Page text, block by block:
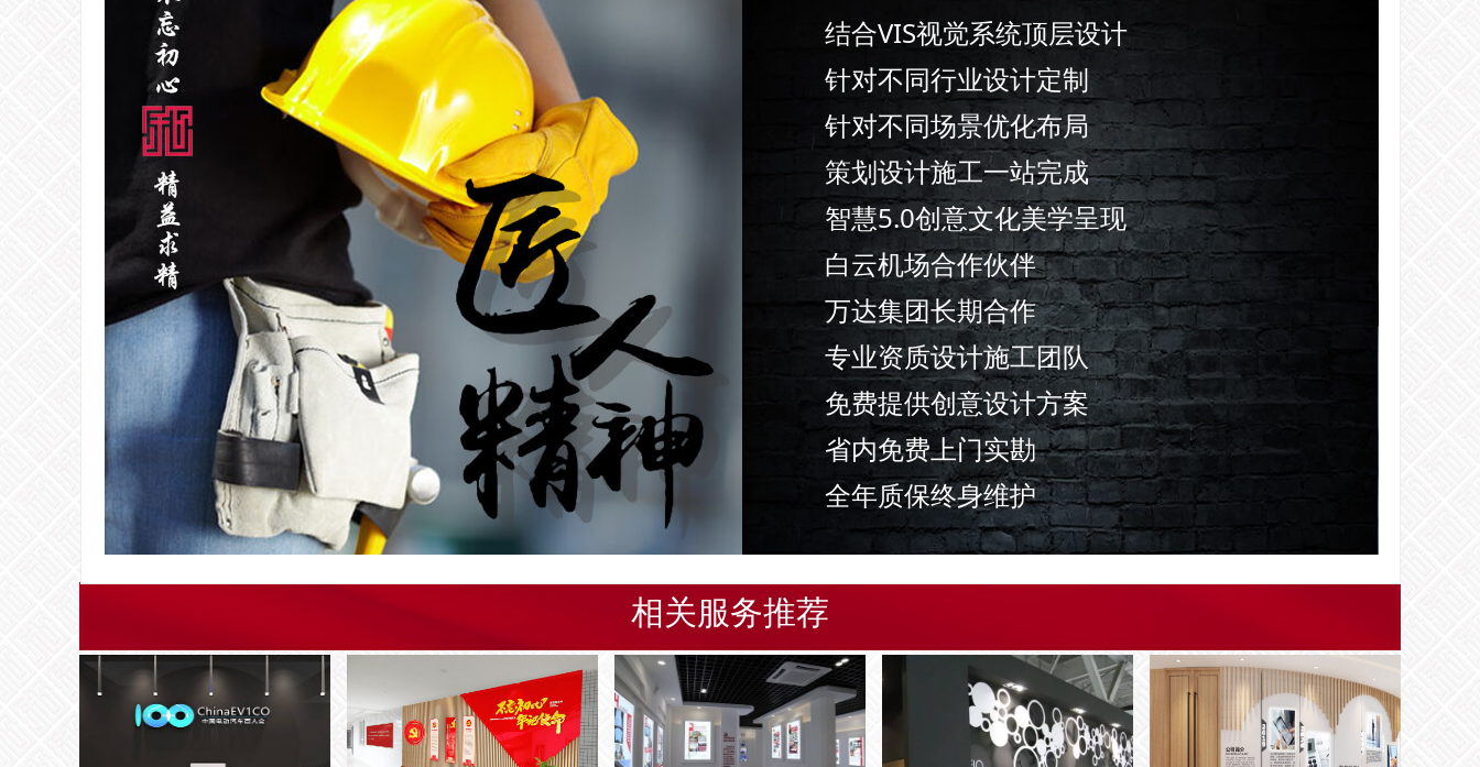
相关服务推荐
结合VIS视觉系统顶层设计
针对不同行业设计定制
针对不同场景优化布局
策划设计施工一站完成
智慧5.0创意文化美学呈现
白云机场合作伙伴
万达集团长期合作
专业资质设计施工团队
免费提供创意设计方案
省内免费上门实勘
全年质保终身维护